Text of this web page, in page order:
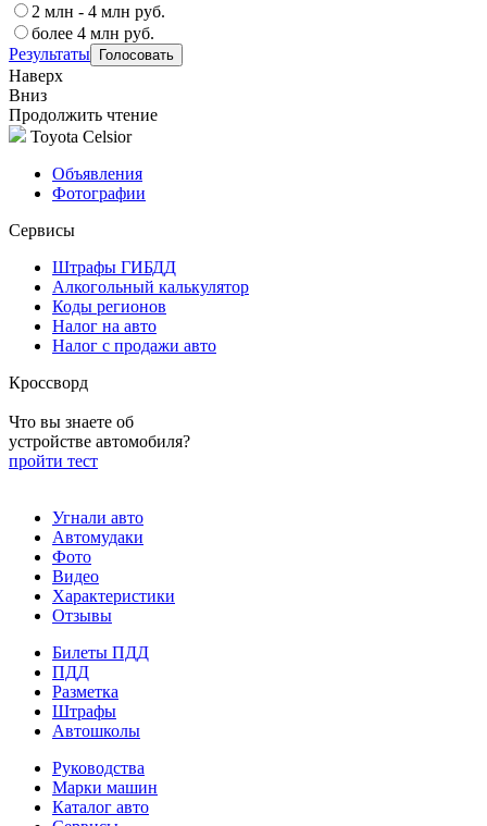
2 млн - 4 млн руб.
более 4 млн руб.
Результаты
Наверх
Вниз
Продолжить чтение
Toyota Celsior
Объявления
Фотографии
Сервисы
Штрафы ГИБДД
Алкогольный калькулятор
Коды регионов
Налог на авто
Налог с продажи авто
Кроссворд
Что вы знаете об
устройстве автомобиля?
пройти тест
Угнали авто
Автомудаки
Фото
Видео
Характеристики
Отзывы
Билеты ПДД
ПДД
Разметка
Штрафы
Автошколы
Руководства
Марки машин
Каталог авто